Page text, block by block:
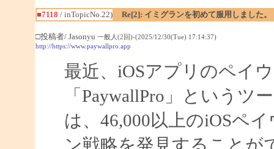
■7118 / inTopicNo.22) Re[2]: イミグランを初めて服用しました。
□投稿者/ Jasonyu 一般人(2回)-(2025/12/30(Tue) 17:14:37)
http://https://www.paywallpro.app
最近、iOSアプリのペイ
「PaywallPro」という
は、46,000以上のiOSペ
ン戦略を発見することが